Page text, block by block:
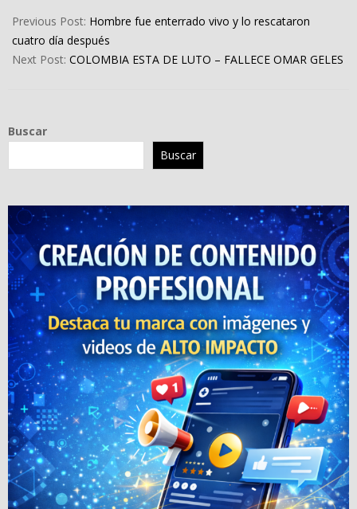
05-
21
Previous Post: Hombre fue enterrado vivo y lo rescataron
cuatro día después
Next Post: COLOMBIA ESTA DE LUTO – FALLECE OMAR GELES
Buscar
Buscar